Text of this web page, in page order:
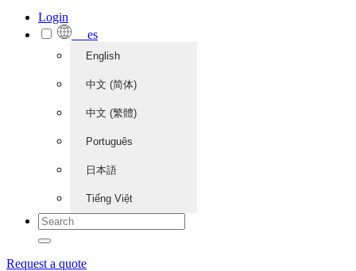
Login
es
English
中文 (简体)
中文 (繁體)
Português
日本語
Tiếng Việt
Request a quote